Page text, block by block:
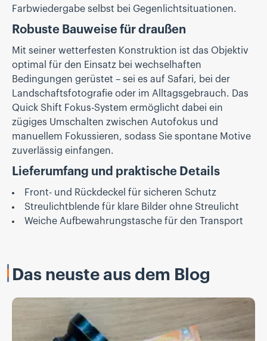
Farbwiedergabe selbst bei Gegenlichtsituationen.
Robuste Bauweise für draußen
Mit seiner wetterfesten Konstruktion ist das Objektiv
optimal für den Einsatz bei wechselhaften
Bedingungen gerüstet – sei es auf Safari, bei der
Landschaftsfotografie oder im Alltagsgebrauch. Das
Quick Shift Fokus-System ermöglicht dabei ein
zügiges Umschalten zwischen Autofokus und
manuellem Fokussieren, sodass Sie spontane Motive
zuverlässig einfangen.
Lieferumfang und praktische Details
Front- und Rückdeckel für sicheren Schutz
Streulichtblende für klare Bilder ohne Streulicht
Weiche Aufbewahrungstasche für den Transport
Das neuste aus dem Blog